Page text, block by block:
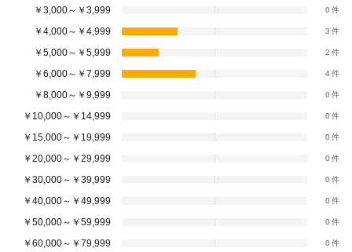
￥3,000～￥3,999 0
￥4,000～￥4,999 3
￥5,000～￥5,999 2
￥6,000～￥7,999 4
￥8,000～￥9,999 0
￥10,000～￥14,999 0
￥15,000～￥19,999 0
￥20,000～￥29,999 0
￥30,000～￥39,999 0
￥40,000～￥49,999 0
￥50,000～￥59,999 0
￥60,000～￥79,999 0